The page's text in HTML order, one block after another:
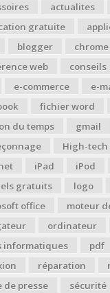
actualites
gratuite
blogger
chrome
web
conseils
e-commerce
e-
fichier word
du temps
gmail
High-tech
iPad iPod
gratuits
logo
office
moteur
ordinateur
informatiques
pdf
réparation
de presse
sécurité